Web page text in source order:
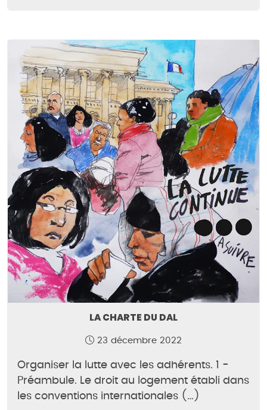
LA CHARTE DU DAL
23 décembre 2022
Organiser la lutte avec les adhérents. 1 -
Préambule. Le droit au logement établi dans
les conventions internationales (…)